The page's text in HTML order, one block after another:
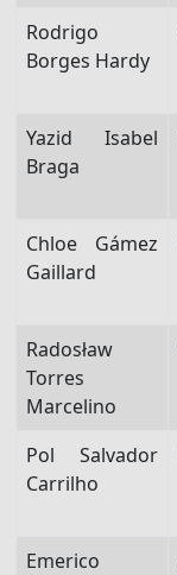
Rodrigo
Borges Hardy
Yazid Isabel
Braga
Chloe Gámez
Gaillard
Radosław
Torres
Marcelino
Pol Salvador
Carrilho
Emerico